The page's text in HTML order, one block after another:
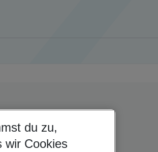
du zu,
wir Cookies